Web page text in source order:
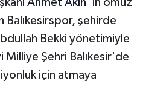
Ahmet Akın 'in omuz
Balıkesirspor, şehirde
Bekki yönetimiyle
Milliye Şehri Balıkesir'de
için atmaya